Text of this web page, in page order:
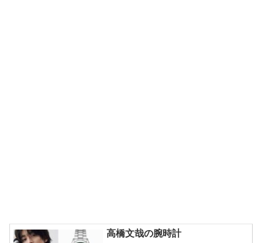
高橋文哉の腕時計